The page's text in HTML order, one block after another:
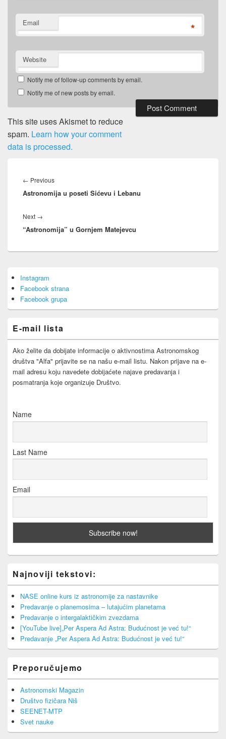
Email *
Website
Notify me of follow-up comments by email.
Notify me of new posts by email.
This site uses Akismet to reduce
spam. Learn how your comment
data is processed.
navigation
← PreviousPrevious
post:
Astronomija u poseti Sićevu i Lebanu
Next →
post:
“Astronomija” u Gornjem Matejevcu
Sidebar
Widget
Area
Instagram
Facebook strana
Facebook grupa
E-mail lista
Ako želite da dobijate informacije o aktivnostima Astronomskog
društva "Alfa" prijavite se na našu e-mail listu. Nakon prijave na e-
mail adresu koju navedete dobijaćete najave predavanja i
posmatranja koje organizuje Društvo.
Name
Last Name
Email
Najnoviji tekstovi:
NASE online kurs iz astronomije za nastavnike
Predavanje o planemosima – lutajućim planetama
Predavanje o intergalaktičkim zvezdama
[YouTube live]„Per Aspera Ad Astra: Budućnost je već tu!“
Predavanje „Per Aspera Ad Astra: Budućnost je već tu!“
Preporučujemo
Astronomski Magazin
Društvo fizičara Niš
SEENET-MTP
Svet nauke